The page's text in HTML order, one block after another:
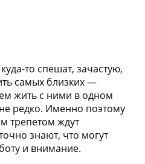
то спешат, зачастую,
самых близких —
жить с ними в одном
редко. Именно поэтому
трепетом ждут
знают, что могут
и внимание.